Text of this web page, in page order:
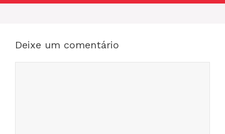
Deixe um comentário